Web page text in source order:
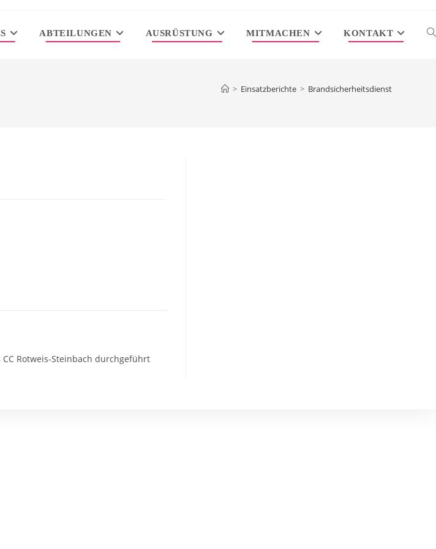
ABTEILUNGEN AUSRÜSTUNG MITMACHEN KONTAKT
> Einsatzberichte > Brandsicherheitsdienst
Rotweis-Steinbach durchgeführt